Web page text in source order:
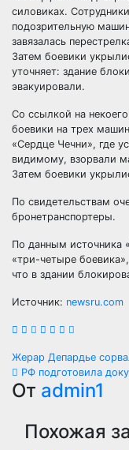
силовиках.
подозрительную
завязалась
Затем боевики
уточняет: здание
эвакуировали.
Со ссылкой на
боевики на трех
«Сердце Чечни», где
видимому, взорвали
Затем боевики
По свидетельствам
бронетранспортеры.
По данным источника
«три-четыре
что в здании
Источник: newsru.com
по
записям
Жерар Депардье
РФ подготовила
От admin1
Похожая